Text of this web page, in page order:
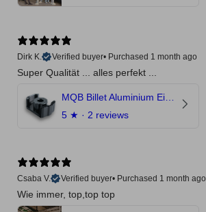
Dirk K.
Verified buyer• Purchased 1 month ago
Super Qualität ... alles perfekt ...
5 ★ · 2 reviews
Csaba V.
Verified buyer• Purchased 1 month ago
Wie immer, top,top top